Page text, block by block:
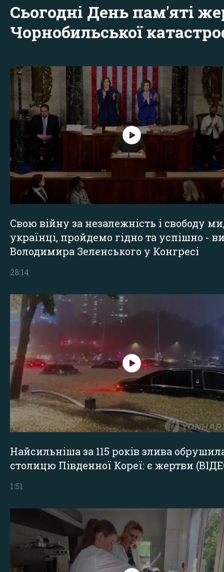
Сьогодні День пам'яті
Чорнобильської
Свою війну за незалежність і свободу
українці, пройдемо гідно та успішно -
Володимира Зеленського у Конгресі
28:14
Найсильніша за 115 років злива
столицю Південної Кореї: є жертви
1:51